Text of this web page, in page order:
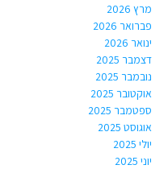
מרץ 2026
פברואר 2026
ינואר 2026
דצמבר 2025
נובמבר 2025
אוקטובר 2025
ספטמבר 2025
אוגוסט 2025
יולי 2025
יוני 2025